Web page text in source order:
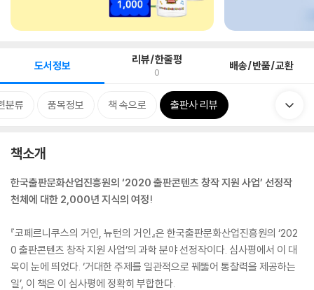
도서정보 리뷰/한줄평
0 배송/반품/교환
분류 품목정보 책 속으로 출판사 리뷰
책소개
한국출판문화산업진흥원의 ‘2020 출판콘텐츠 창작 지원 사업’ 선정작
천체에 대한 2,000년 지식의 여정!
『코페르니쿠스의 거인, 뉴턴의 거인』은 한국출판문화산업진흥원의 ‘202
0 출판콘텐츠 창작 지원 사업’의 과학 분야 선정작이다. 심사평에서 이 대
목이 눈에 띄었다. ‘거대한 주제를 일관적으로 꿰뚫어 통찰력을 제공하는
일’, 이 책은 이 심사평에 정확히 부합한다.